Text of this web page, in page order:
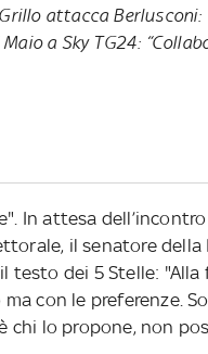
attacca Berlusconi:
a Sky TG24:
In attesa
il senatore della
testo dei 5 Stelle: "Alla
con le preferenze.
chi lo propone, non